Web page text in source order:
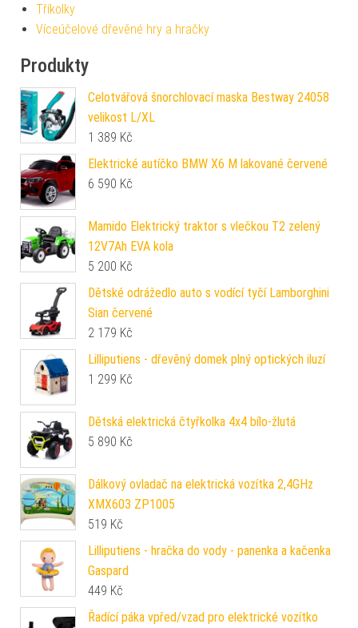
Tříkolky
Víceúčelové dřevěné hry a hračky
Produkty
Celotvářová šnorchlovací maska Bestway 24058
velikost L/XL
1 389 Kč
Elektrické autíčko BMW X6 M lakované červené
6 590 Kč
Mamido Elektrický traktor s vlečkou T2 zelený
12V7Ah EVA kola
5 200 Kč
Dětské odrážedlo auto s vodící tyčí Lamborghini
Sian červené
2 179 Kč
Lilliputiens - dřevěný domek plný optických iluzí
1 299 Kč
Dětská elektrická čtyřkolka 4x4 bílo-žlutá
5 890 Kč
Dálkový ovladač na elektrická vozítka 2,4GHz
XMX603 ZP1005
519 Kč
Lilliputiens - hračka do vody - panenka a kačenka
Gaspard
449 Kč
Řadící páka vpřed/vzad pro elektrické vozítko